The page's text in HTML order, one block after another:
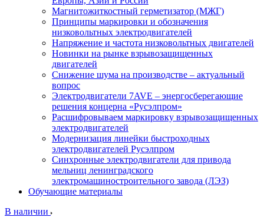
Магнитожиткостный герметизатор (МЖГ)
Принципы маркировки и обозначения
низковольтных электродвигателей
Напряжение и частота низковольтных двигателей
Новинки на рынке взрывозащищенных
двигателей
Снижение шума на производстве – актуальный
вопрос
Электродвигатели 7AVE – энергосберегающие
решения концерна «Русэлпром»
Расшифровываем маркировку взрывозащищенных
электродвигателей
Модернизация линейки быстроходных
электродвигателей Русэлпром
Синхронные электродвигатели для привода
мельниц ленинградского
электромашиностроительного завода (ЛЭЗ)
Обучающие материалы
В наличии